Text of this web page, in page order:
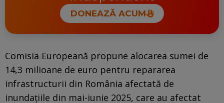
DONEAZĂ ACUM
Comisia Europeană propune alocarea sumei de
14,3 milioane de euro pentru repararea
infrastructurii din România afectată de
inundaţiile din mai-iunie 2025, care au afectat